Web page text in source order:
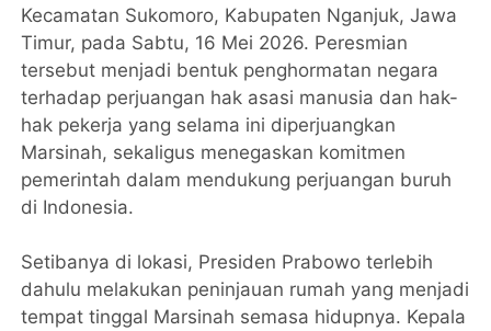
Kecamatan Sukomoro, Kabupaten Nganjuk, Jawa
Timur, pada Sabtu, 16 Mei 2026. Peresmian
tersebut menjadi bentuk penghormatan negara
terhadap perjuangan hak asasi manusia dan hak-
hak pekerja yang selama ini diperjuangkan
Marsinah, sekaligus menegaskan komitmen
pemerintah dalam mendukung perjuangan buruh
di Indonesia.
Setibanya di lokasi, Presiden Prabowo terlebih
dahulu melakukan peninjauan rumah yang menjadi
tempat tinggal Marsinah semasa hidupnya. Kepala